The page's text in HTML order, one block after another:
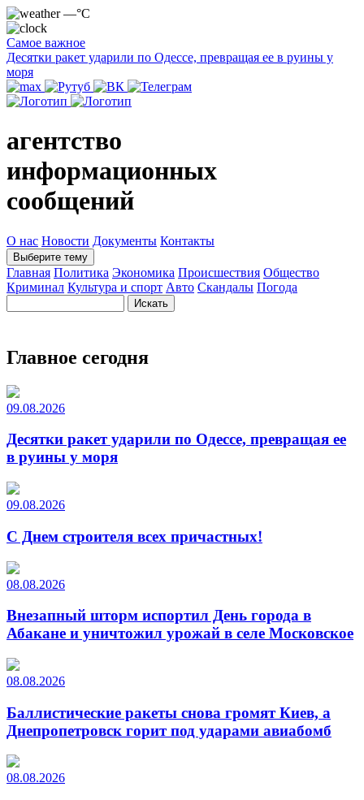
—°C
Самое важное
Десятки ракет ударили по Одессе, превращая ее в руины у
моря
агентство
информационных
сообщений
О нас Новости Документы Контакты
Выберите тему
Главная Политика Экономика Происшествия Общество
Криминал Культура и спорт Авто Скандалы Погода
Главное сегодня
09.08.2026
Десятки ракет ударили по Одессе, превращая ее
в руины у моря
09.08.2026
С Днем строителя всех причастных!
08.08.2026
Внезапный шторм испортил День города в
Абакане и уничтожил урожай в селе Московское
08.08.2026
Баллистические ракеты снова громят Киев, а
Днепропетровск горит под ударами авиабомб
08.08.2026